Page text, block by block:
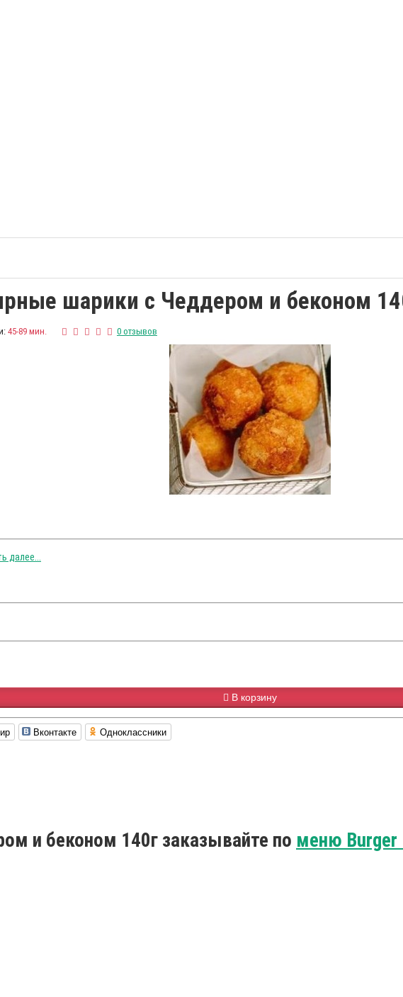
шарики с Чеддером и беконом
45-89 мин. 0 отзывов
далее...
В корзину
Вконтакте Одноклассники
и беконом 140г заказывайте по меню Burger